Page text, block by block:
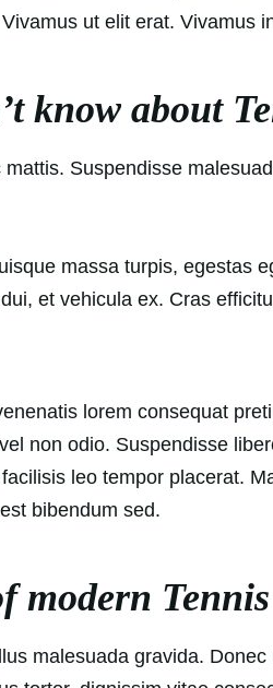
ut elit erat. Vivamus
know about
Suspendisse
massa turpis, egestas
et vehicula ex. Cras
lorem consequat
non odio. Suspendisse
leo tempor placerat.
bibendum sed.
modern
malesuada gravida.